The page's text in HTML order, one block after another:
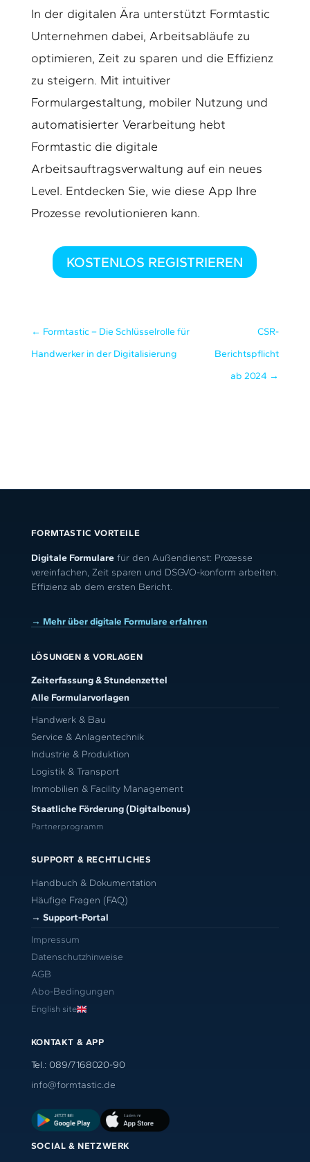
In der digitalen Ära unterstützt Formtastic
Unternehmen dabei, Arbeitsabläufe zu
optimieren, Zeit zu sparen und die Effizienz
zu steigern. Mit intuitiver
Formulargestaltung, mobiler Nutzung und
automatisierter Verarbeitung hebt
Formtastic die digitale
Arbeitsauftragsverwaltung auf ein neues
Level. Entdecken Sie, wie diese App Ihre
Prozesse revolutionieren kann.
KOSTENLOS REGISTRIEREN
← Formtastic – Die Schlüsselrolle für
Handwerker in der Digitalisierung
CSR-
Berichtspflicht
ab 2024 →
FORMTASTIC VORTEILE
Digitale Formularefür den Außendienst: Prozesse
vereinfachen, Zeit sparen und DSGVO-konform arbeiten.
Effizienz ab dem ersten Bericht.
→ Mehr über digitale Formulare erfahren
LÖSUNGEN & VORLAGEN
Zeiterfassung & Stundenzettel
Alle Formularvorlagen
Handwerk & Bau
Service & Anlagentechnik
Industrie & Produktion
Logistik & Transport
Immobilien & Facility Management
Staatliche Förderung (Digitalbonus)
Partnerprogramm
SUPPORT & RECHTLICHES
Handbuch & Dokumentation
Häufige Fragen (FAQ)
→ Support-Portal
Impressum
Datenschutzhinweise
AGB
Abo-Bedingungen
English site
KONTAKT & APP
Tel.: 089/7168020-90
info@formtastic.de
SOCIAL & NETZWERK